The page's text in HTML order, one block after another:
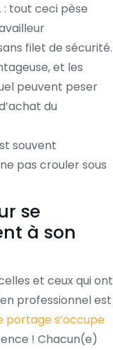
tout ceci pèse
filet de sécurité.
et les
peuvent peser
du
souvent
pas crouler sous
se
à son
et ceux qui ont
professionnel est
portage s’occupe
! Chacun(e)